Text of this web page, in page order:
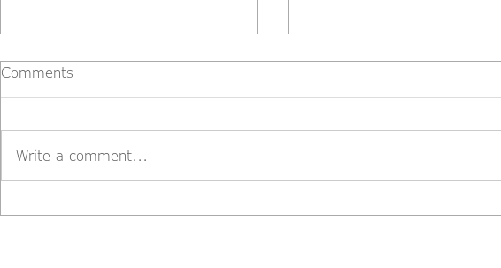
Comments
Write a comment...